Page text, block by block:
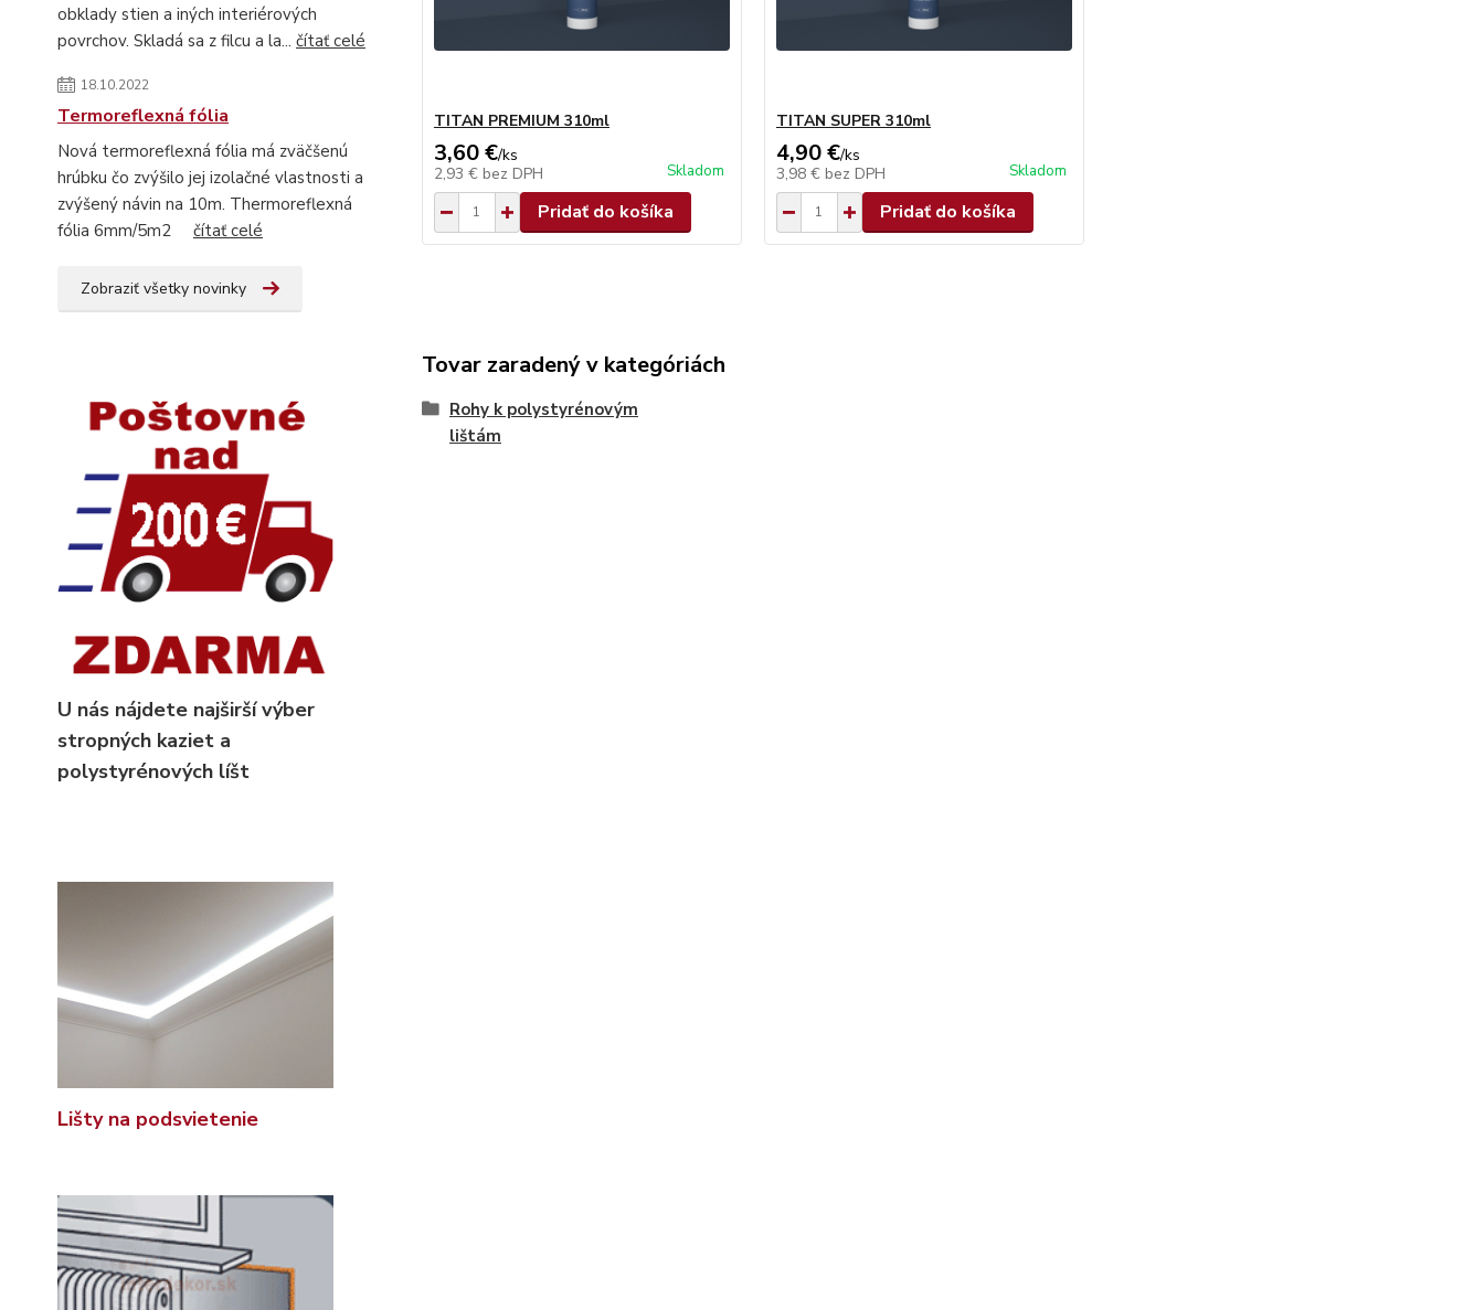
obklady stien a iných interiérových
povrchov. Skladá sa z filcu a la... čítať celé
18.10.2022
Termoreflexná fólia
Nová termoreflexná fólia má zväčšenú
hrúbku čo zvýšilo jej izolačné vlastnosti a
zvýšený návin na 10m. Thermoreflexná
fólia 6mm/5m2 čítať celé
Zobraziť všetky novinky
U nás nájdete najširší výber
stropných kaziet a
polystyrénových líšt
Lišty na podsvietenie
TITAN PREMIUM 310ml
3,60 €/ks
2,93 € bez DPH Skladom
Pridať do košíka
TITAN SUPER 310ml
4,90 €/ks
3,98 € bez DPH Skladom
Pridať do košíka
Tovar zaradený v kategóriách
Rohy k polystyrénovým
lištám